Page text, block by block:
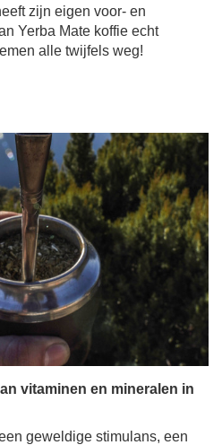
zijn eigen voor- en
Yerba Mate koffie echt
alle twijfels weg!
vitaminen en mineralen in
geweldige stimulans, een